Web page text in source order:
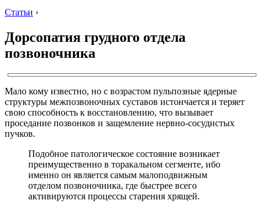
Статьи ›
Дорсопатия грудного отдела
позвоночника
Мало кому известно, но с возрастом пульпозные ядерные
структуры межпозвоночных суставов истончается и теряет
свою способность к восстановлению, что вызывает
проседание позвонков и защемление нервно-сосудистых
пучков.
Подобное патологическое состояние возникает
преимущественно в торакальном сегменте, ибо
именно он является самым малоподвижным
отделом позвоночника, где быстрее всего
активируются процессы старения хрящей.